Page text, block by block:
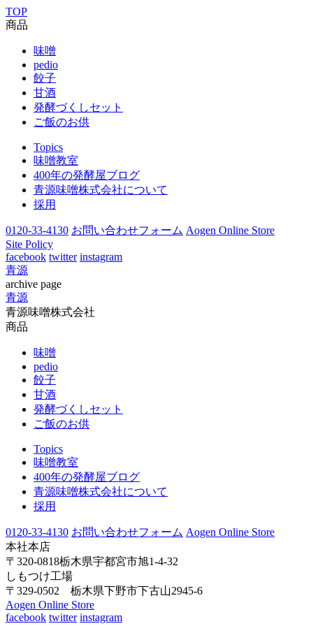
TOP
商品
味噌
pedio
餃子
甘酒
発酵づくしセット
ご飯のお供
Topics
味噌教室
400年の発酵屋ブログ
青源味噌株式会社について
採用
0120-33-4130 お問い合わせフォーム Aogen Online Store
Site Policy
facebook twitter instagram
青源
archive page
青源
青源味噌株式会社
商品
味噌
pedio
餃子
甘酒
発酵づくしセット
ご飯のお供
Topics
味噌教室
400年の発酵屋ブログ
青源味噌株式会社について
採用
0120-33-4130 お問い合わせフォーム Aogen Online Store
本社本店
〒320-0818栃木県宇都宮市旭1-4-32
しもつけ工場
〒329-0502 栃木県下野市下古山2945-6
Aogen Online Store
facebook twitter instagram